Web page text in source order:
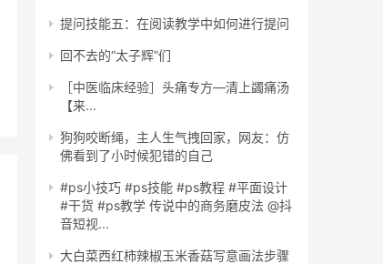
提问技能五：在阅读教学中如何进行提问
回不去的“太子辉”们
［中医临床经验］头痛专方—清上蠲痛汤
【来...
狗狗咬断绳，主人生气拽回家，网友：仿
佛看到了小时候犯错的自己
#ps小技巧 #ps技能 #ps教程 #平面设计
#干货 #ps教学 传说中的商务磨皮法 @抖
音短视...
大白菜西红柿辣椒玉米香菇写意画法步骤